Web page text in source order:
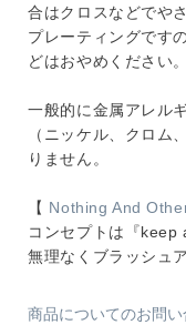
合はクロスなどでや
プレーティングです
どはおやめください。
一般的に金属アレル
（ニッケル、クロム
りません。
【 Nothing And
コンセプトは『keep
無理なくブラッシュ
商品についてのお問